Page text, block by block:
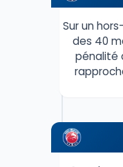
Sur un
des 40
pénalité